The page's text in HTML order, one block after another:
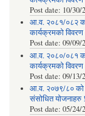
Post date: 10/30/
आ.व. २०८१/०८२
कार्यक्रमको
Post date: 09/09/
आ.व. २०८०/०८१
कार्यक्रमको
Post date: 09/13/
आ.व. २०७९/८० को
संसोधित योजनाहरु
Post date: 05/24/